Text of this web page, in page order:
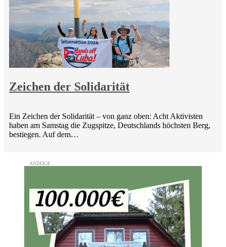
Zeichen der Solidarität
Ein Zeichen der Solidarität – von ganz oben: Acht Aktivisten
haben am Samstag die Zugspitze, Deutschlands höchsten Berg,
bestiegen. Auf dem…